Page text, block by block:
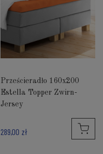
Prześcieradło 160x200
Estella Topper Zwirn-
Jersey
289,00 zł